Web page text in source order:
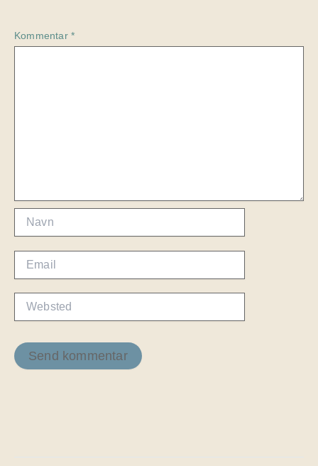
Kommentar *
Navn
Websted